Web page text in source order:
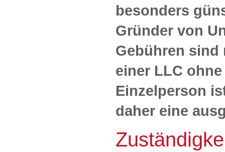
besonders
Gründer von
Gebühren
einer LLC
Einzelperson
daher eine